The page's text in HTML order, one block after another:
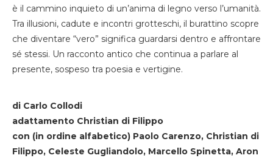
è il cammino inquieto di un’anima di legno verso l’umanità.
Tra illusioni, cadute e incontri grotteschi, il burattino scopre
che diventare “vero” significa guardarsi dentro e affrontare
sé stessi. Un racconto antico che continua a parlare al
presente, sospeso tra poesia e vertigine.
di Carlo Collodi
adattamento Christian di Filippo
con (in ordine alfabetico) Paolo Carenzo, Christian di
Filippo, Celeste Gugliandolo, Marcello Spinetta, Aron